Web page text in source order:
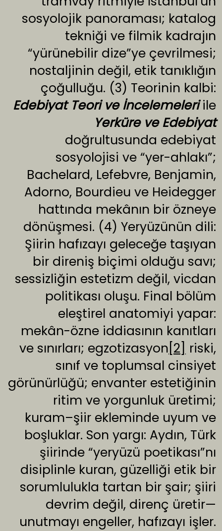
sosyolojik panoraması; katalog
tekniği ve filmik kadrajın
“yürünebilir dize”ye çevrilmesi;
nostaljinin değil, etik tanıklığın
çoğulluğu. (3) Teorinin kalbi:
Edebiyat Teori ve İncelemeleriile
Yerküre ve Edebiyat
doğrultusunda edebiyat
sosyolojisi ve “yer-ahlakı”;
Bachelard, Lefebvre, Benjamin,
Adorno, Bourdieu ve Heidegger
hattında mekânın bir özneye
dönüşmesi. (4) Yeryüzünün dili:
Şiirin hafızayı geleceğe taşıyan
bir direniş biçimi olduğu savı;
sessizliğin estetizm değil, vicdan
politikası oluşu. Final bölüm
eleştirel anatomiyi yapar:
mekân-özne iddiasının kanıtları
ve sınırları; egzotizasyon [2] riski,
sınıf ve toplumsal cinsiyet
görünürlüğü; envanter estetiğinin
ritim ve yorgunluk üretimi;
kuram–şiir ekleminde uyum ve
boşluklar. Son yargı: Aydın, Türk
şiirinde “yeryüzü poetikası”nı
disiplinle kuran, güzelliği etik bir
sorumlulukla tartan bir şair; şiiri
devrim değil, direnç üretir—
unutmayı engeller, hafızayı işler.